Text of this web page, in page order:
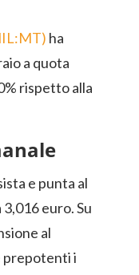
ha
a quota
rispetto alla
e punta al
euro. Su
al
prepotenti i